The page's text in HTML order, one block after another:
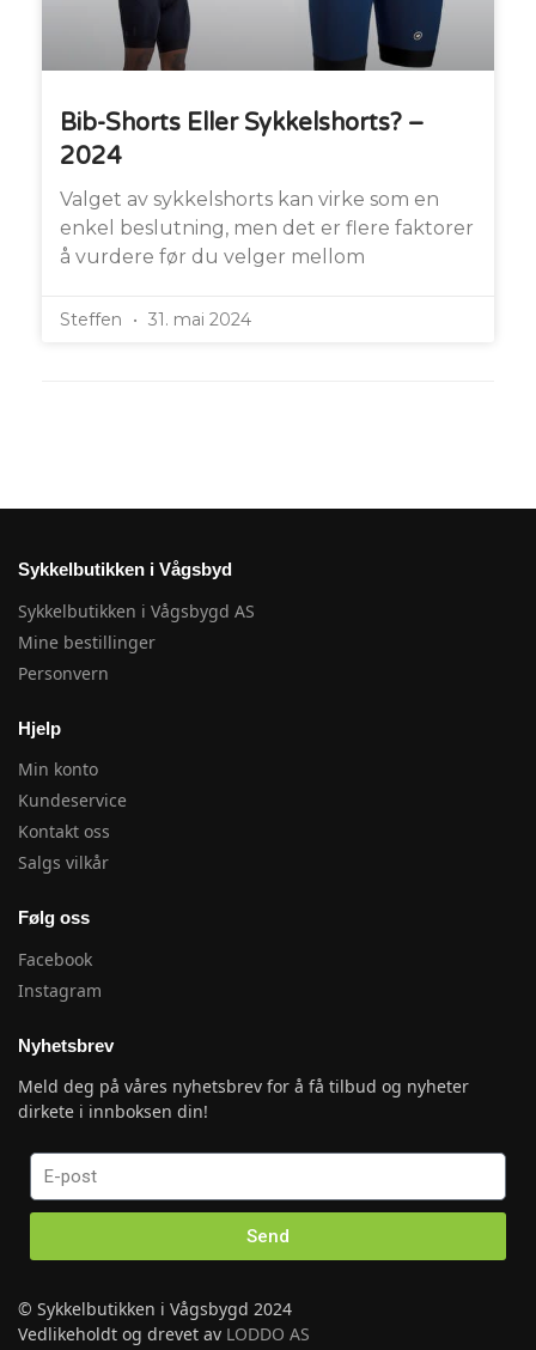
Bib-Shorts Eller Sykkelshorts? –
2024
Valget av sykkelshorts kan virke som en
enkel beslutning, men det er flere faktorer
å vurdere før du velger mellom
Steffen 31. mai 2024
Sykkelbutikken i Vågsbyd
Sykkelbutikken i Vågsbygd AS
Mine bestillinger
Personvern
Hjelp
Min konto
Kundeservice
Kontakt oss
Salgs vilkår
Følg oss
Facebook
Instagram
Nyhetsbrev
Meld deg på våres nyhetsbrev for å få tilbud og nyheter
dirkete i innboksen din!
Send
© Sykkelbutikken i Vågsbygd 2024
Vedlikeholdt og drevet av LODDO AS